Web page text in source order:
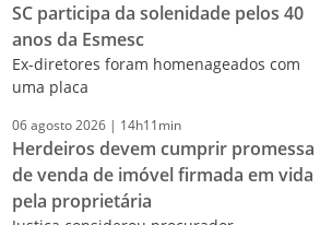
SC participa da solenidade pelos 40
anos da Esmesc
Ex-diretores foram homenageados com
uma placa
06agosto2026 | 14h11min
Herdeiros devem cumprir promessa
de venda de imóvel firmada em vida
pela proprietária